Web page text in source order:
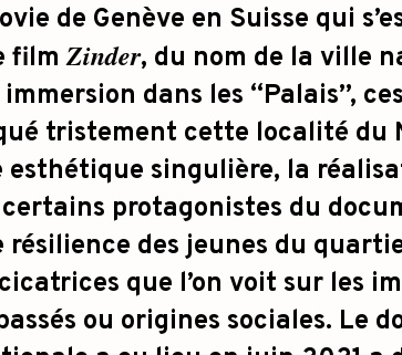
de Genève en Suisse qui
filmZinder, du nom de la ville
dans les “Palais”,
tristement cette localité du
esthétique singulière, la
protagonistes du
résilience des jeunes du
que l’on voit sur les
ou origines sociales. Le